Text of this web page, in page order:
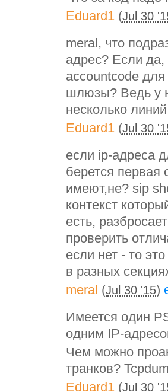
Eduard1 (Jul 30
meral, что
адрес? Если да,
accountcode
шлюзы? Ведь у
несколько
Eduard1 (Jul 30
если ip-адреса
берется
имеют,не? sip
контекст
есть,
проверить
если нет - то
в разных
meral (Jul 30 '15)
Имеется один
одним IP-
Чем можно
транков?
Eduard1 (Jul 30